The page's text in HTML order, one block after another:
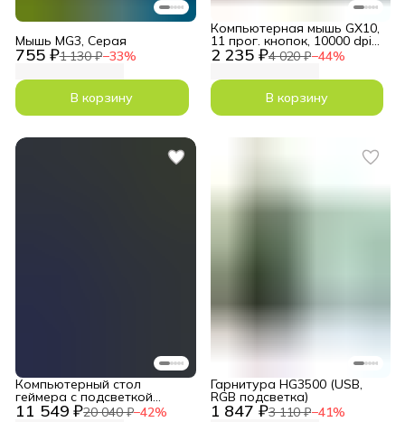
755 ₽1 130 ₽−33%
Мышь MG3, Серая
В корзину
2 235 ₽4 020 ₽−44%
Компьютерная мышь GX10,
11 прог. кнопок, 10000 dpi
RGB
В корзину
11 549 ₽20 040 ₽−42%
Компьютерный стол
геймера с подсветкой
D140-Carbon-RGB 1 847 ₽3 110 ₽−41%
Гарнитура HG3500 (USB,
RGB подсветка)